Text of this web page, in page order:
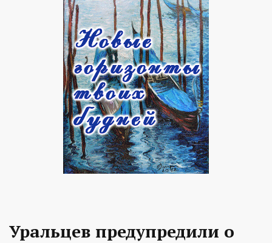
Уральцев предупредили о